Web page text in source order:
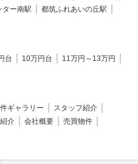
ター南駅
都筑ふれあいの丘駅
台 10万円台
11万円～13万円
ギャラリー
スタッフ紹介
介 会社概要
売買物件